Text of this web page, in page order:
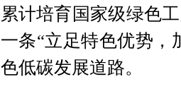
累计培育国家级绿色
一条“立足特色优势，
色低碳发展道路。